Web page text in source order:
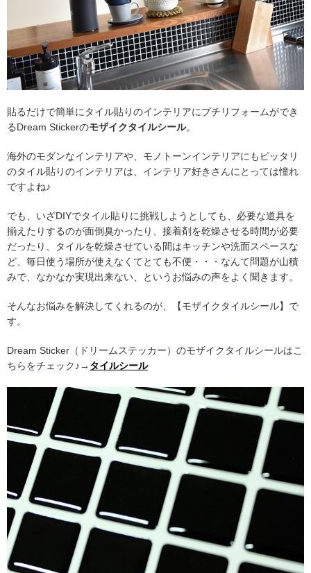
貼るだけで簡単にタイル貼りのインテリアにプチリフォームができ
るDream Stickerのモザイクタイルシール。
海外のモダンなインテリアや、モノトーンインテリアにもピッタリ
のタイル貼りのインテリアは、インテリア好きさんにとっては憧れ
ですよね♪
でも、いざDIYでタイル貼りに挑戦しようとしても、必要な道具を
揃えたりするのが面倒臭かったり、接着剤を乾燥させる時間が必要
だったり、タイルを乾燥させている間はキッチンや洗面スペースな
ど、毎日使う場所が使えなくてとても不便・・・なんて問題が山積
みで、なかなか実現出来ない、というお悩みの声をよく聞きます。
そんなお悩みを解決してくれるのが、【モザイクタイルシール】で
す。
Dream Sticker（ドリームステッカー）のモザイクタイルシールはこ
ちらをチェック♪→ タイルシール